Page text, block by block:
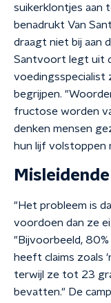
suikerklontjes aan
benadrukt Van
draagt niet bij aan
Santvoort legt uit
voedingsspecialist
begrijpen.
fructose worden
denken mensen
hun lijf volstoppen
"Het probleem is
voordoen dan ze
"Bijvoorbeeld,
heeft claims zoals
terwijl ze tot 23
bevatten." De